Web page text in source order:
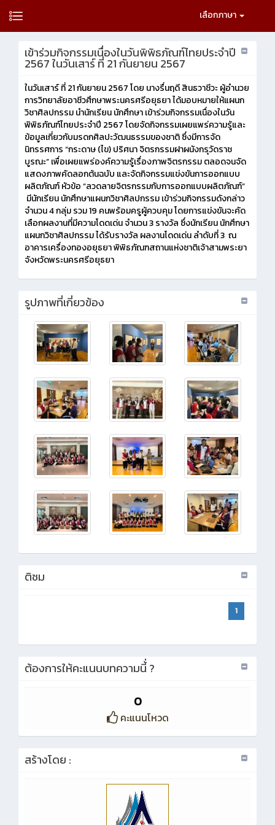
เลือกภาษา
เข้าร่วมกิจกรรมเนื่องในวันพิพิธภัณฑ์ไทยประจำปี
2567 ในวันเสาร์ ที่ 21 กันยายน 2567
ในวันเสาร์ ที่ 21 กันยายน 2567 โดย นางรื่นฤดี สินธวาชีวะ ผู้อำนวย
การวิทยาลัยอาชีวศึกษาพระนครศรีอยุธยา ได้มอบหมายให้แผนก
วิชาศิลปกรรม นำนักเรียน นักศึกษา เข้าร่วมกิจกรรมเนื่องในวัน
พิพิธภัณฑ์ไทยประจำปี 2567 โดยจัดกิจกรรมเผยแพร่ความรู้และ
ข้อมูลเกี่ยวกับมรดกศิลปะวัฒนธรรมของชาติ ซึ่งมีการจัด
นิทรรศการ “กระดาษ (ไข) ปริศนา จิตรกรรมฝาผนังกรุวัดราช
บูรณะ” เพื่อเผยแพร่องค์ความรู้เรื่องภาพจิตรกรรม ตลอดจนจัด
แสดงภาพคัดลอกต้นฉบับ และจัดกิจกรรมแข่งขันการออกแบบ
ผลิตภัณฑ์ หัวข้อ “ลวดลายจิตรกรรมกับการออกแบบผลิตภัณฑ์”
มีนักเรียน นักศึกษาแผนกวิชาศิลปกรรม เข้าร่วมกิจกรรมดังกล่าว
จำนวน 4 กลุ่ม รวม 19 คนพร้อมครูผู้ควบคุม โดยการแข่งขันจะคัด
เลือกผลงานที่มีความโดดเด่น จำนวน 3 รางวัล ซึ่งนักเรียน นักศึกษา
แผนกวิชาศิลปกรรม ได้รับรางวัล ผลงานโดดเด่น ลำดับที่ 3 ณ
อาคารเครื่องทองอยุธยา พิพิธภัณฑสถานแห่งชาติเจ้าสามพระยา
จังหวัดพระนครศรีอยุธยา
รูปภาพที่เกี่ยวข้อง
ติชม
1
ต้องการให้คะแนนบทความนี้่ ?
0
คะแนนโหวด
สร้างโดย :